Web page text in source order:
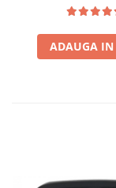
ADAUGA IN